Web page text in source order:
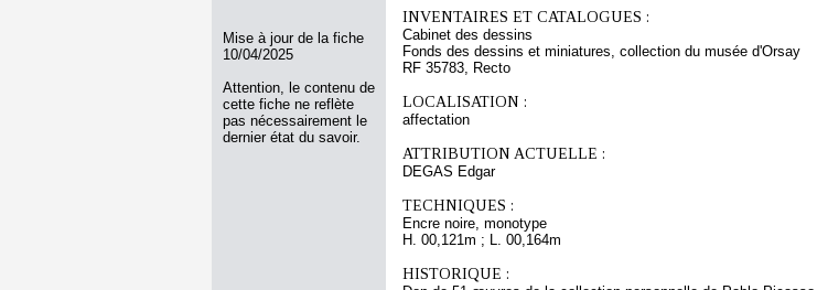
Mise à jour de la fiche
10/04/2025
Attention, le contenu de
cette fiche ne reflète
pas nécessairement le
dernier état du savoir.
INVENTAIRES ET CATALOGUES :
Cabinet des dessins
Fonds des dessins et miniatures, collection du musée d'Orsay
RF 35783, Recto
LOCALISATION :
affectation
ATTRIBUTION ACTUELLE :
DEGAS Edgar
TECHNIQUES :
Encre noire, monotype
H. 00,121m ; L. 00,164m
HISTORIQUE :